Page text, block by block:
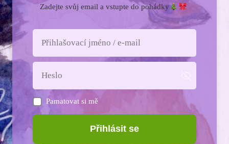
Zadejte svůj email a vstupte do pohádky
Pamatovat si mě
Přihlásit se